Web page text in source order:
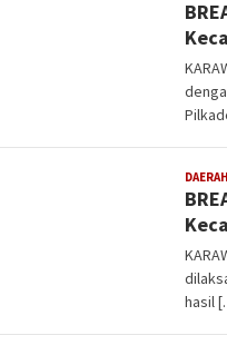
DAERAH
hasil